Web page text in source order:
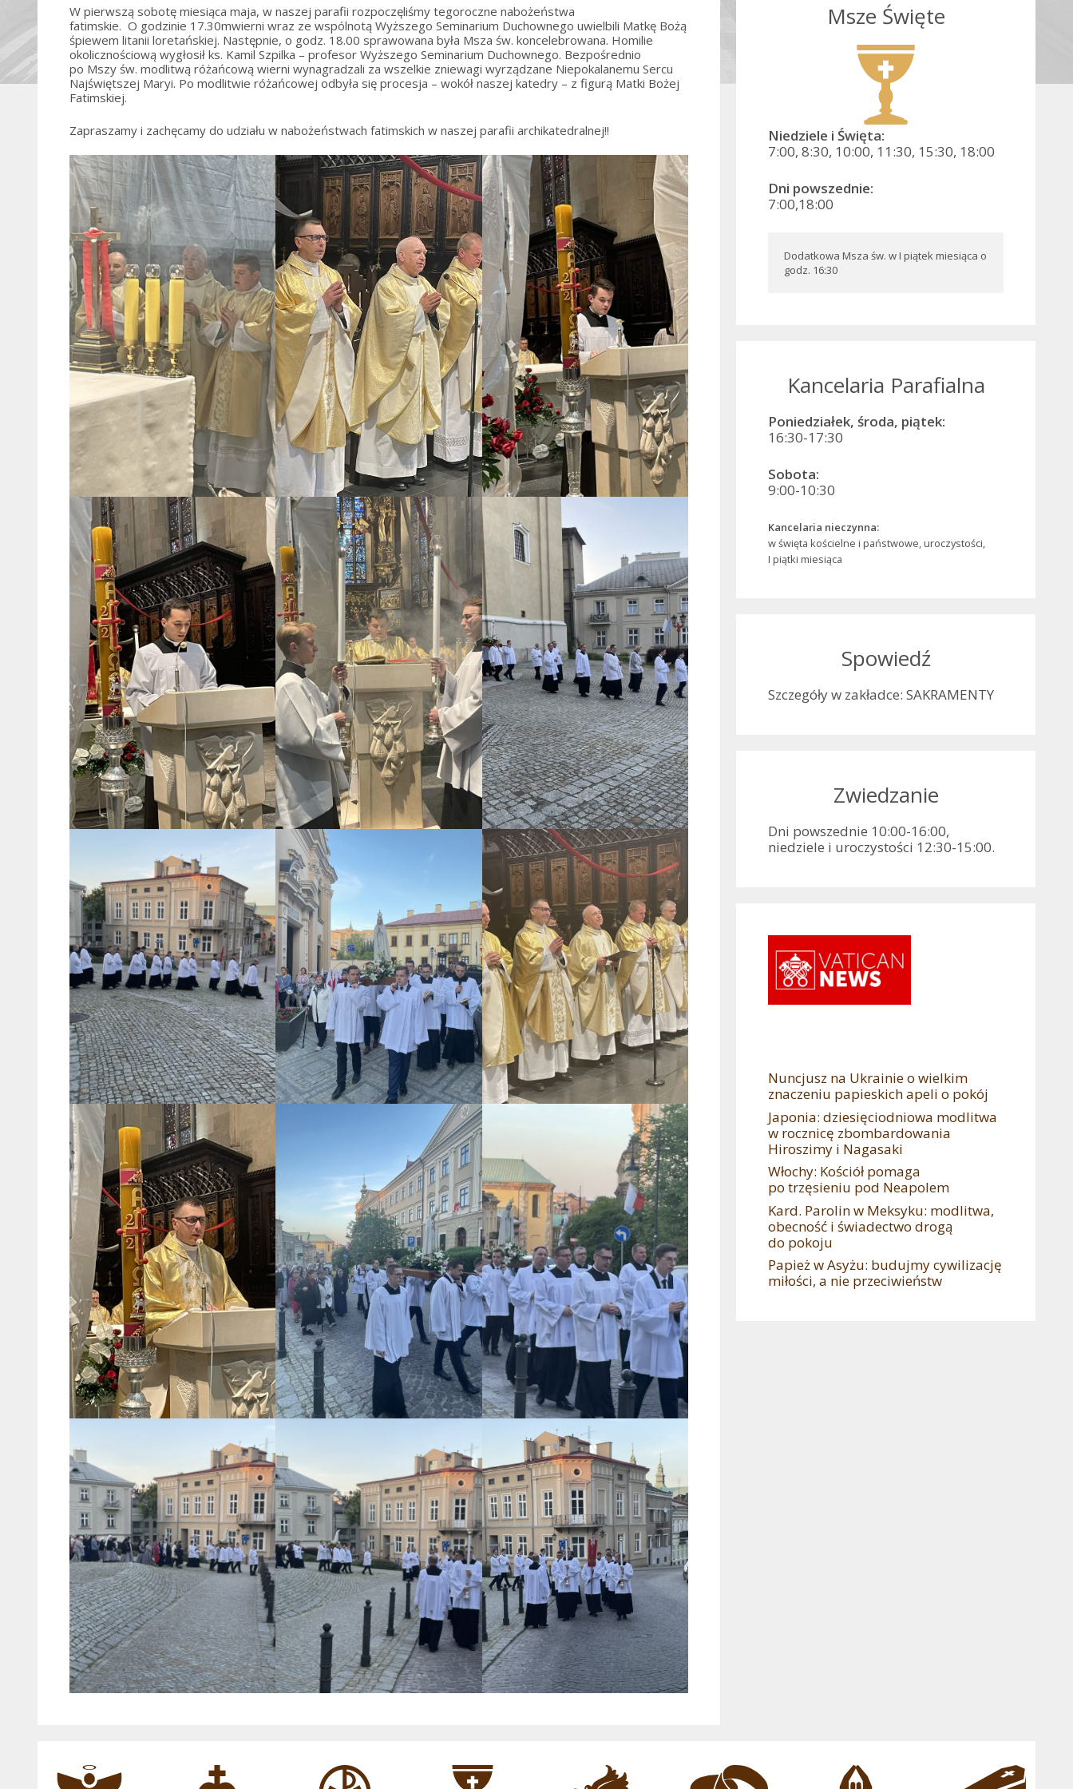
W pierwszą sobotę miesiąca maja, w naszej parafii rozpoczęliśmy tegoroczne nabożeństwa
fatimskie. O godzinie 17.30mwierni wraz ze wspólnotą Wyższego Seminarium Duchownego uwielbili Matkę Bożą
śpiewem litanii loretańskiej. Następnie, o godz. 18.00 sprawowana była Msza św. koncelebrowana. Homilie
okolicznościową wygłosił ks. Kamil Szpilka – profesor Wyższego Seminarium Duchownego. Bezpośrednio
po Mszy św. modlitwą różańcową wierni wynagradzali za wszelkie zniewagi wyrządzane Niepokalanemu Sercu
Najświętszej Maryi. Po modlitwie różańcowej odbyła się procesja – wokół naszej katedry – z figurą Matki Bożej
Fatimskiej.
Zapraszamy i zachęcamy do udziału w nabożeństwach fatimskich w naszej parafii archikatedralnej!!
Msze Święte
Niedziele i Święta:
7:00, 8:30, 10:00, 11:30, 15:30, 18:00
Dni powszednie:
7:00,18:00
Dodatkowa Msza św. w I piątek miesiąca o
godz. 16:30
Kancelaria Parafialna
Poniedziałek, środa, piątek:
16:30-17:30
Sobota:
9:00-10:30
Kancelaria nieczynna:
w święta kościelne i państwowe, uroczystości,
I piątki miesiąca
Spowiedź
Szczegóły w zakładce: SAKRAMENTY
Zwiedzanie
Dni powszednie 10:00-16:00,
niedziele i uroczystości 12:30-15:00.
Nuncjusz na Ukrainie o wielkim
znaczeniu papieskich apeli o pokój
Japonia: dziesięciodniowa modlitwa
w rocznicę zbombardowania
Hiroszimy i Nagasaki
Włochy: Kościół pomaga
po trzęsieniu pod Neapolem
Kard. Parolin w Meksyku: modlitwa,
obecność i świadectwo drogą
do pokoju
Papież w Asyżu: budujmy cywilizację
miłości, a nie przeciwieństw